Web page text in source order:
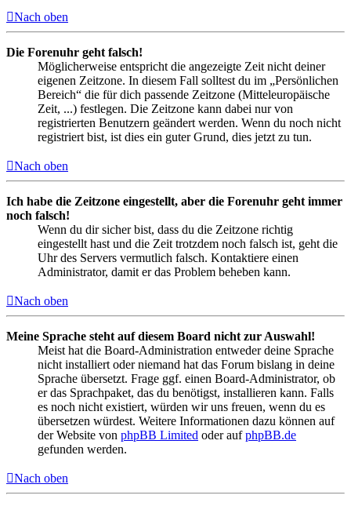
Nach oben
Die Forenuhr geht falsch!
Möglicherweise entspricht die angezeigte Zeit nicht deiner
eigenen Zeitzone. In diesem Fall solltest du im „Persönlichen
Bereich“ die für dich passende Zeitzone (Mitteleuropäische
Zeit, ...) festlegen. Die Zeitzone kann dabei nur von
registrierten Benutzern geändert werden. Wenn du noch nicht
registriert bist, ist dies ein guter Grund, dies jetzt zu tun.
Nach oben
Ich habe die Zeitzone eingestellt, aber die Forenuhr geht immer
noch falsch!
Wenn du dir sicher bist, dass du die Zeitzone richtig
eingestellt hast und die Zeit trotzdem noch falsch ist, geht die
Uhr des Servers vermutlich falsch. Kontaktiere einen
Administrator, damit er das Problem beheben kann.
Nach oben
Meine Sprache steht auf diesem Board nicht zur Auswahl!
Meist hat die Board-Administration entweder deine Sprache
nicht installiert oder niemand hat das Forum bislang in deine
Sprache übersetzt. Frage ggf. einen Board-Administrator, ob
er das Sprachpaket, das du benötigst, installieren kann. Falls
es noch nicht existiert, würden wir uns freuen, wenn du es
übersetzen würdest. Weitere Informationen dazu können auf
der Website von phpBB Limited oder aufphpBB.de
gefunden werden.
Nach oben